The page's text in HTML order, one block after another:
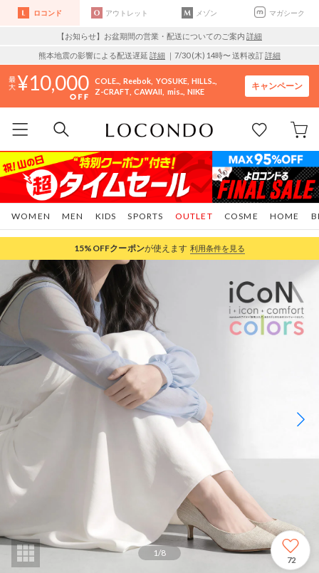
ロコンド アウトレット メゾン マガシーク
【お知らせ】お盆期間の営業・配送についてのご案内 詳細
熊本地震の影響による配送遅延 詳細 ｜7/30 (木) 14時〜 送料改訂詳細
10,000 COLE.. Reebok YOSUKE HILLS..
Z-CRAFT CAWAII mis.. NIKE
キャンペーン
WOMEN MEN KIDS SPORTS COSME HOME
OUTLET
15%OFFクーポンが使えます 利用条件を見る
1/8
72